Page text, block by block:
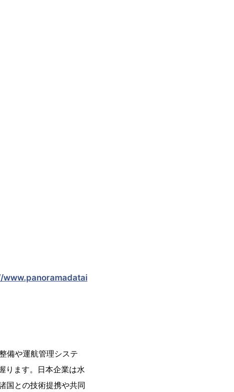
www.panoramadatai
備や運航管理システ
ります。日本企業は水
国との技術提携や共同